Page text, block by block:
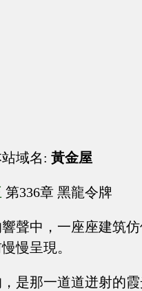
域名: 黃金屋
第336章 黑龍令牌
聲中，一座座建筑
慢呈現。
是那一道道迸射的